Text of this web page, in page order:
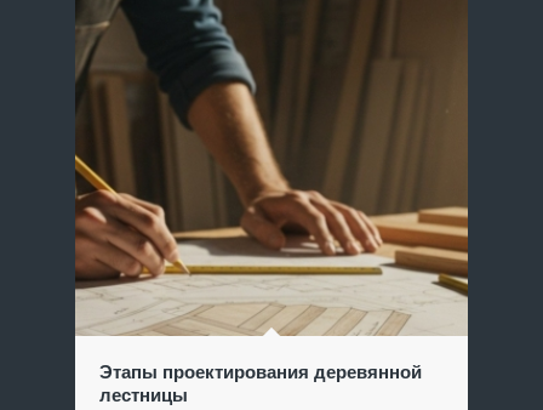
Этапы проектирования деревянной
лестницы